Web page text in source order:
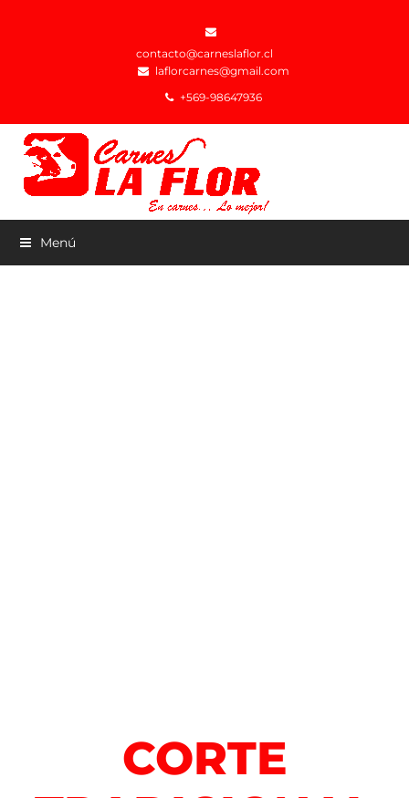
contacto@carneslaflor.cl
laflorcarnes@gmail.com
+569-98647936
Menú
CORTE